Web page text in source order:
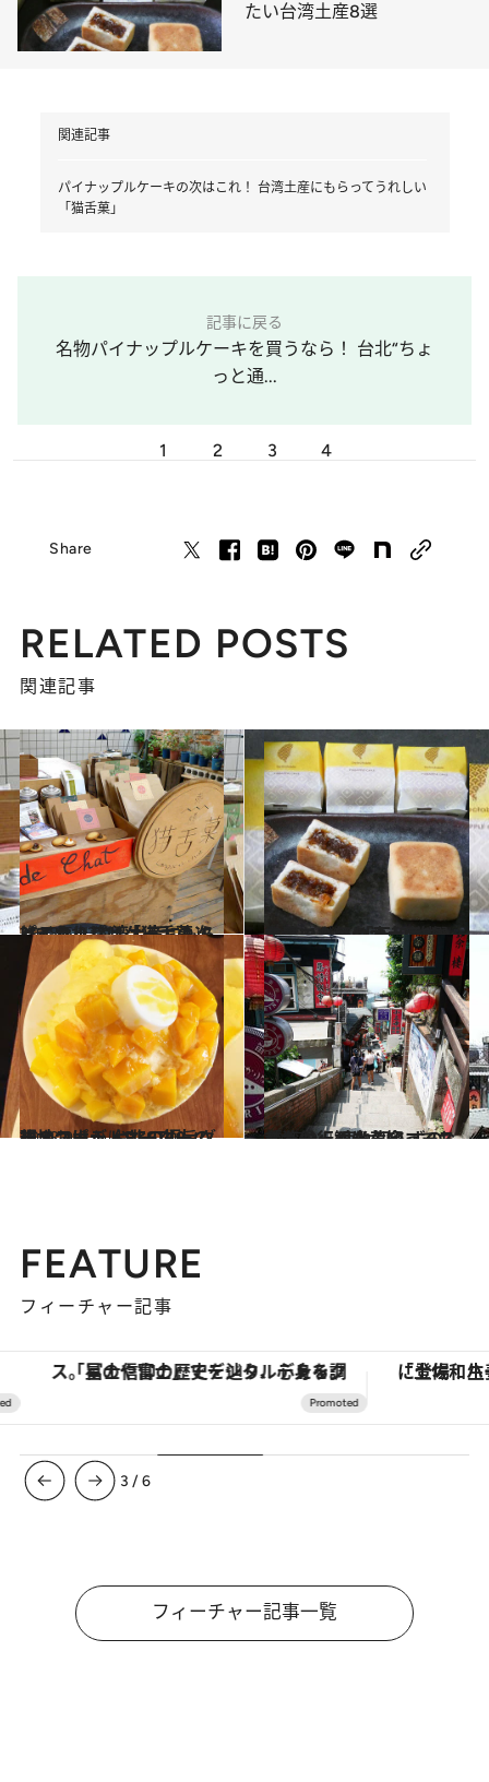
たい台湾土産8選
関連記事
パイナップルケーキの次はこれ！ 台湾土産にもらってうれしい
「猫舌菓」
記事に戻る
名物パイナップルケーキを買うなら！ 台北“ちょ
っと通...
1 2 3 4
Share
RELATED POSTS
関連記事
2018.5.23
パイナップルケーキの次はこれ！ 台湾土産にもらってうれしい「猫舌菓」
旅＆お出かけ 2019.1.30
台湾で人気のオーガニックスーパー 「天和鮮物」で買いたい台湾土産8選
旅＆お出かけ
2018.9.9
現地コーディネーターの行きつけ！ 台北の極旨グルメスポットBEST10
旅＆お出かけ 2017.9.5
台湾に行くなら知っておきたい！ 疲れ知らずの「九份」観光黄金コース
旅＆お出かけ
FEATURE
フィーチャー記事
「星のや富士」でデジタルデトックス。冨士信仰の歴史を辿り、心身を調える。
3 /6
フィーチャー記事一覧